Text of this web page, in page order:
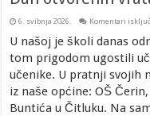
6. svibnja 2026. Komentari
U našoj je školi danas
tom prigodom ugostili
učenike. U pratnji svojih
iz naše općine: OŠ
Buntića u Čitluku. Na